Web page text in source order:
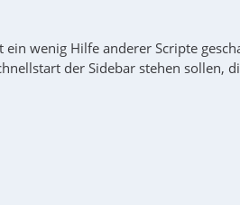
wenig Hilfe anderer Scripte
der Sidebar stehen sollen,